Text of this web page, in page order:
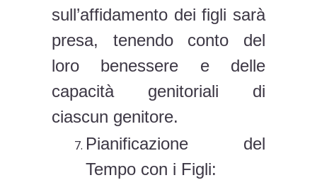
sull’affidamento dei figli sarà
presa, tenendo conto del
loro benessere e delle
capacità genitoriali di
ciascun genitore.
Pianificazione del
Tempo con i Figli: